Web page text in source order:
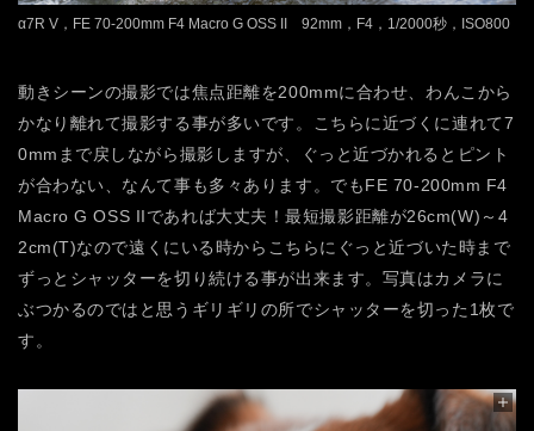
α7R V，FE 70-200mm F4 Macro G OSS II 92mm，F4，1/2000秒，ISO800
動きシーンの撮影では焦点距離を200mmに合わせ、わんこから
かなり離れて撮影する事が多いです。こちらに近づくに連れて7
0mmまで戻しながら撮影しますが、ぐっと近づかれるとピント
が合わない、なんて事も多々あります。でもFE 70-200mm F4
Macro G OSS IIであれば大丈夫！最短撮影距離が26cm(W)～4
2cm(T)なので遠くにいる時からこちらにぐっと近づいた時まで
ずっとシャッターを切り続ける事が出来ます。写真はカメラに
ぶつかるのではと思うギリギリの所でシャッターを切った1枚で
す。